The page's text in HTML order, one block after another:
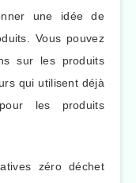
une idée de
Vous pouvez
sur les produits
qui utilisent déjà
les produits
zéro déchet